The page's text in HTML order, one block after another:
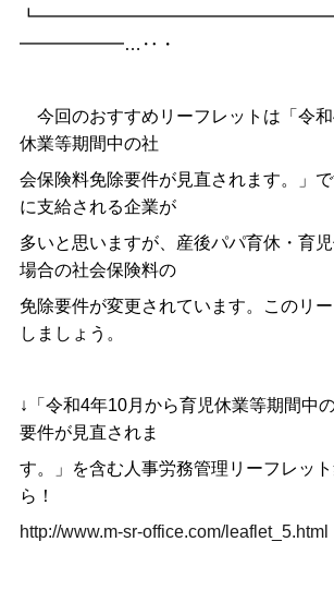
━━━━━━…‥・
今回のおすすめリーフレットは「令
休業等期間中の社
会保険料免除要件が見直されます。」
に支給される企業が
多いと思いますが、産後パパ育休・育
場合の社会保険料の
免除要件が変更されています。このリ
しましょう。
↓「令和4年10月から育児休業等期間中
要件が見直されま
す。」を含む人事労務管理リーフレッ
ら！
http://www.m-sr-office.com/leaflet_5.html